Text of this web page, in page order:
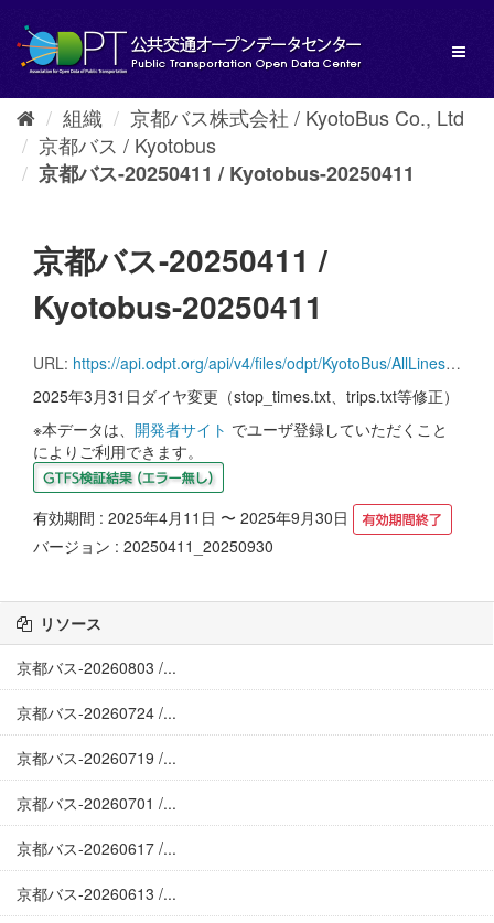
し
組織
京都バス株式会社 / KyotoBus Co., Ltd
京都バス / Kyotobus
京都バス-20250411 / Kyotobus-20250411
京都バス-20250411 /
Kyotobus-20250411
URL: https://api.odpt.org/api/v4/files/odpt/KyotoBus/AllLines.zip?date=20250411&acl:consumerKey=[アクセストークン/YOUR_ACCESS_TOKEN]
2025年3月31日ダイヤ変更（stop_times.txt、trips.txt等修正）
※本データは、 開発者サイト でユーザ登録していただくこと
によりご利用できます。
有効期間 : 2025年4月11日 〜 2025年9月30日
バージョン : 20250411_20250930
リソース
京都バス-20260803 /...
京都バス-20260724 /...
京都バス-20260719 /...
京都バス-20260701 /...
京都バス-20260617 /...
京都バス-20260613 /...